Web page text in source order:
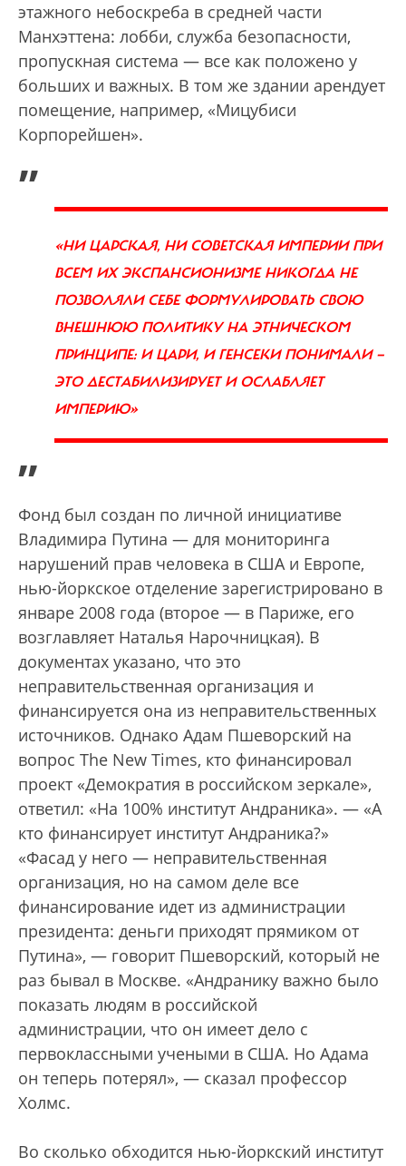
этажного небоскреба в средней части
Манхэттена: лобби, служба безопасности,
пропускная система — все как положено у
больших и важных. В том же здании арендует
помещение, например, «Мицубиси
Корпорейшен».
„
«НИ ЦАРСКАЯ, НИ СОВЕТСКАЯ ИМПЕРИИ ПРИ
ВСЕМ ИХ ЭКСПАНСИОНИЗМЕ НИКОГДА НЕ
ПОЗВОЛЯЛИ СЕБЕ ФОРМУЛИРОВАТЬ СВОЮ
ВНЕШНЮЮ ПОЛИТИКУ НА ЭТНИЧЕСКОМ
ПРИНЦИПЕ: И ЦАРИ, И ГЕНСЕКИ ПОНИМАЛИ —
ЭТО ДЕСТАБИЛИЗИРУЕТ И ОСЛАБЛЯЕТ
ИМПЕРИЮ»
”
Фонд был создан по личной инициативе
Владимира Путина — для мониторинга
нарушений прав человека в США и Европе,
нью-йоркское отделение зарегистрировано в
январе 2008 года (второе — в Париже, его
возглавляет Наталья Нарочницкая). В
документах указано, что это
неправительственная организация и
финансируется она из неправительственных
источников. Однако Адам Пшеворский на
вопрос The New Times, кто финансировал
проект «Демократия в российском зеркале»,
ответил: «На 100% институт Андраника». — «А
кто финансирует институт Андраника?»
«Фасад у него — неправительственная
организация, но на самом деле все
финансирование идет из администрации
президента: деньги приходят прямиком от
Путина», — говорит Пшеворский, который не
раз бывал в Москве. «Андранику важно было
показать людям в российской
администрации, что он имеет дело с
первоклассными учеными в США. Но Адама
он теперь потерял», — сказал профессор
Холмс.
Во сколько обходится нью-йоркский институт